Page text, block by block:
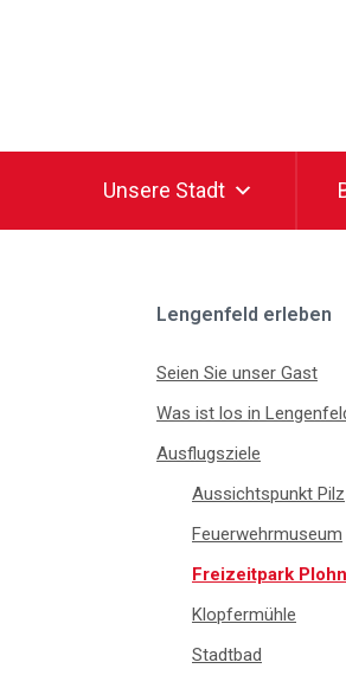
Unsere Stadt
Lengenfeld erleben
Seien Sie unser Gast
Was ist los in
Ausflugsziele
Aussichtspunkt Pilz
Feuerwehrmuseum
Freizeitpark Plohn
Klopfermühle
Stadtbad